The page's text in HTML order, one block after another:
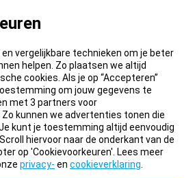
vergelijkbare technieken om je beter
helpen. Zo plaatsen we altijd
cookies. Als je op “Accepteren”
om jouw gegevens te
met 3 partners voor
kunnen we advertenties tonen die
kunt je toestemming altijd eenvoudig
hiervoor naar de onderkant van de
op 'Cookievoorkeuren'. Lees meer
privacy- en cookieverklaring